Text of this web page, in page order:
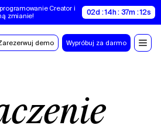
Creator i
zmianie!
02d : 14h : 37m : 12s
demo Wypróbuj za darmo